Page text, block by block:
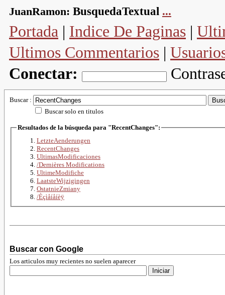
JuanRamon: BusquedaTextual ...
Portada | Indice De Paginas |
Ultimos Commentarios |
Conectar:
Buscar :
Buscar solo en titulos
Resultados de la búsqueda para "RecentChanges":
LetzteAenderungen
RecentChanges
UltimasModificaciones
/Dernières Modifications
UltimeModifiche
LaatsteWijzigingen
OstatnieZmiany
/Èçìåíåíèÿ
Buscar con Google
Los articulos muy recientes no suelen aparecer